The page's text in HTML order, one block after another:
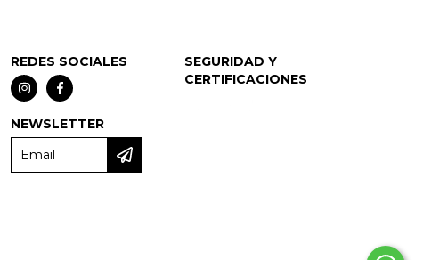
REDES SOCIALES
NEWSLETTER
SEGURIDAD Y
CERTIFICACIONES